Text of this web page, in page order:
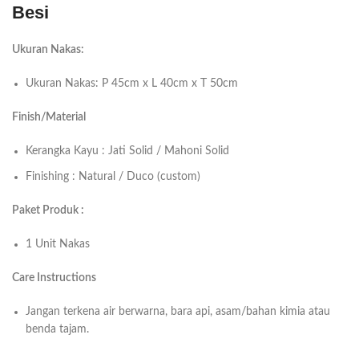
Besi
Ukuran Nakas:
Ukuran Nakas: P 45cm x L 40cm x T 50cm
Finish/Material
Kerangka Kayu : Jati Solid / Mahoni Solid
Finishing : Natural / Duco (custom)
Paket Produk :
1 Unit Nakas
Care Instructions
Jangan terkena air berwarna, bara api, asam/bahan kimia atau
benda tajam.